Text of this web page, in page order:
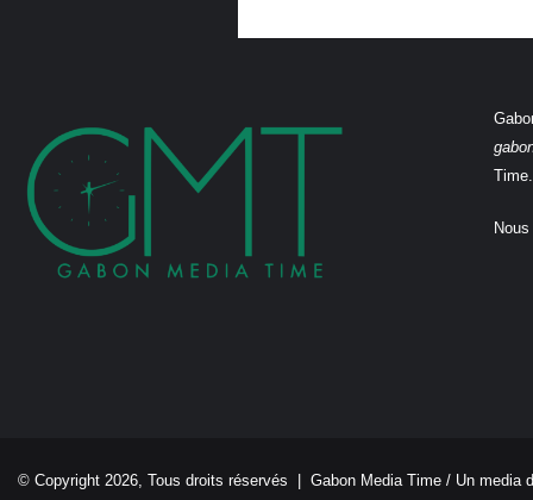
Time.
© Copyright 2026, Tous droits réservés | Gabon Media Time / Un media